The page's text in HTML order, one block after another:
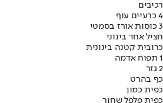
רכיבים
4 כרעיים עוף
3 כוסות אורז בסמטי
חציל אחד בינוני
כרובית קטנה בינונית
1 תפוח אדמה
2 גזר
כף בהרט
כפית כמון
כפית פלפל שחור